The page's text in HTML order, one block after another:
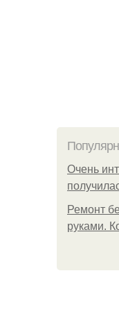
Очень
Ремонт
руками.